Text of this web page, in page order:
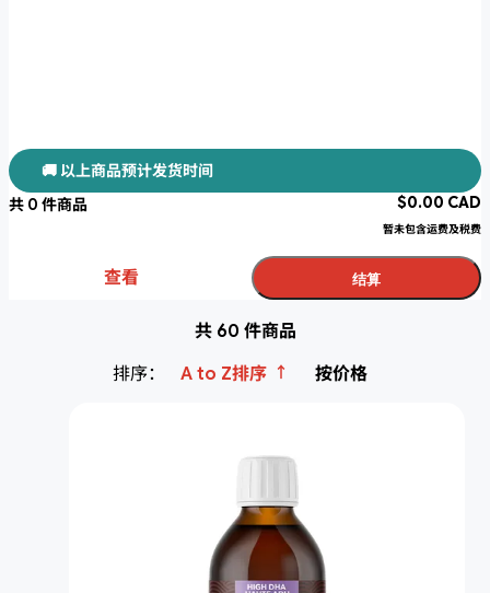
🚚 以上商品预计发货时间
共 0 件商品 $0.00 CAD
暂未包含运费及税费
查看 结算
共 60 件商品
排序：
A to Z排序 ↑ 按价格